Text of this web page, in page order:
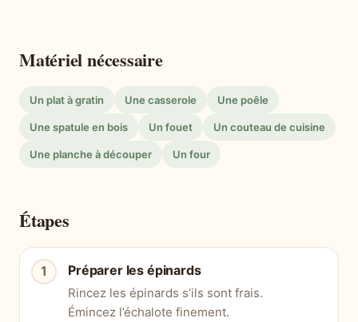
Matériel nécessaire
Un plat à gratin Une casserole Une poêle
Une spatule en bois Un fouet Un couteau de cuisine
Une planche à découper Un four
Étapes
Préparer les épinards
Rincez les épinards s’ils sont frais.
Émincez l’échalote finement.